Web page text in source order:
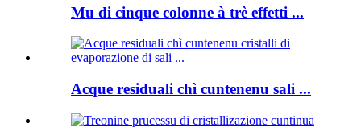
Mu di cinque colonne à trè effetti ...
Acque residuali chì cuntenenu sali ...